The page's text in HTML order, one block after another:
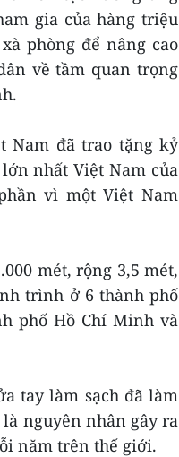
gia của hàng triệu
phòng để nâng cao
về tầm quan trọng
Nam đã trao tặng kỷ
nhất Việt Nam của
vì một Việt Nam
mét, rộng 3,5 mét,
trình ở 6 thành phố
phố Hồ Chí Minh và
tay làm sạch đã làm
nguyên nhân gây ra
năm trên thế giới.